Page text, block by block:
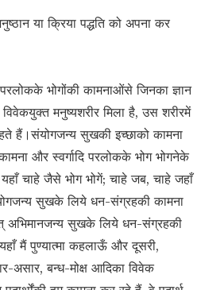
या क्रिया पद्धति को अपना कर
भोगोंकी कामनाओंसे जिनका ज्ञान
विवेकयुक्त मनुष्यशरीर मिला है, उस शरीरमें
हैं।संयोगजन्य सुखकी इच्छाको कामना
और स्वर्गादि परलोकके भोग भोगनेके
चाहे जैसे भोग भोगें; चाहे जब, चाहे जहाँ
सुखके लिये धन-संग्रहकी कामना
अभिमानजन्य सुखके लिये धन-संग्रहकी
मैं पुण्यात्मा कहलाऊँ और दूसरी,
बन्ध-मोक्ष आदिका विवेक